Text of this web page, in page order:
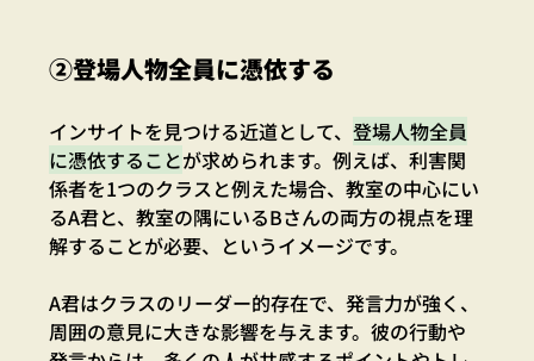
②登場人物全員に憑依する
インサイトを見つける近道として、登場人物全員
に憑依することが求められます。例えば、利害関
係者を1つのクラスと例えた場合、教室の中心にい
るA君と、教室の隅にいるBさんの両方の視点を理
解することが必要、というイメージです。
A君はクラスのリーダー的存在で、発言力が強く、
周囲の意見に大きな影響を与えます。彼の行動や